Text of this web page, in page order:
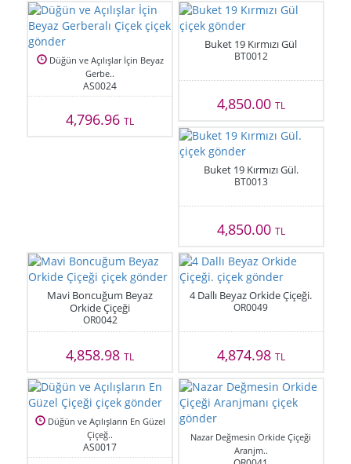
Düğün ve Açılışlar İçin Beyaz
Gerbe..
AS0024
4,796.96TL
Buket 19 Kırmızı Gül
BT0012
4,850.00 TL
Buket 19 Kırmızı Gül.
BT0013
4,850.00 TL
Mavi Boncuğum Beyaz
Orkide Çiçeği
OR0042
4,858.98TL
4 Dallı Beyaz Orkide Çiçeği.
OR0049
4,874.98 TL
Düğün ve Açılışların En Güzel
Çiçeğ..
AS0017
Nazar Değmesin Orkide Çiçeği
Aranjm..